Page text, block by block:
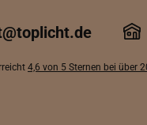
4,6 von 5 Sternen bei über